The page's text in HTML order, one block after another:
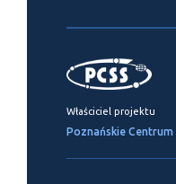
Właściciel projektu
Poznańskie